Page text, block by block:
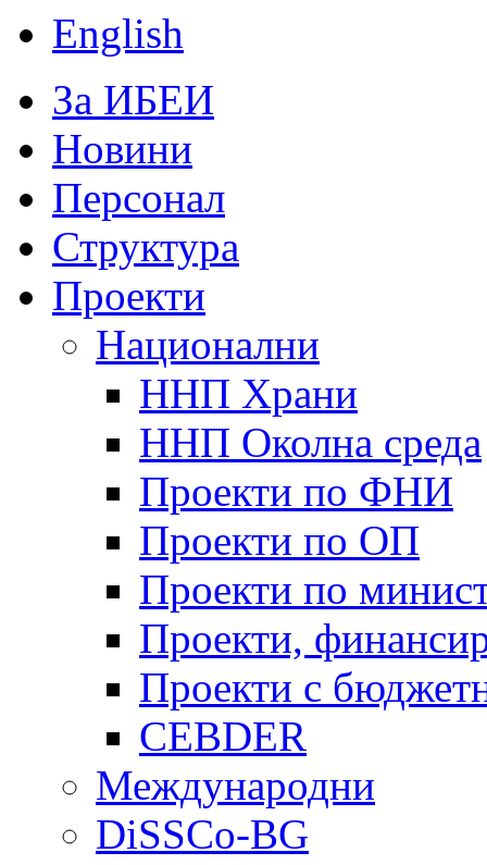
English
За ИБЕИ
Новини
Персонал
Структура
Проекти
Национални
ННП Храни
ННП Околна среда
Проекти по ФНИ
Проекти по ОП
Проекти по
Проекти,
Проекти с
CEBDER
Международни
DiSSCo-BG